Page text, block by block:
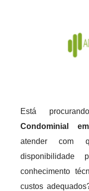
Está
Condominial
atender com
disponibilidade
conhecimento
custos